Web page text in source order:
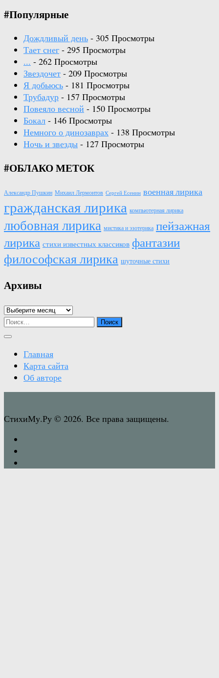
#Популярные
Дождливый день - 305 Просмотры
Тает снег - 295 Просмотры
... - 262 Просмотры
Звездочет - 209 Просмотры
Я добьюсь - 181 Просмотры
Трубадур - 157 Просмотры
Повеяло весной - 150 Просмотры
Бокал - 146 Просмотры
Немного о динозаврах - 138 Просмотры
Ночь и звезды - 127 Просмотры
#ОБЛАКО МЕТОК
Александр Пушкин Михаил Лермонтов Сергей Есенин военная лирика
гражданская лирика компьютерная лирика
любовная лирика мистика и эзотерика пейзажная
лирика стихи известных классиков фантазии
философская лирика шуточные стихи
Архивы
Архивы
Найти:
Главная
Карта сайта
Об авторе
СтихиМу.Ру © 2026. Все права защищены.